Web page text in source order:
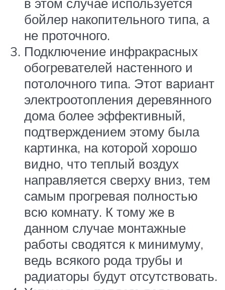
бойлер накопительного типа, а
не проточного.
Подключение инфракрасных
обогревателей настенного и
потолочного типа. Этот вариант
электроотопления деревянного
дома более эффективный,
подтверждением этому была
картинка, на которой хорошо
видно, что теплый воздух
направляется сверху вниз, тем
самым прогревая полностью
всю комнату. К тому же в
данном случае монтажные
работы сводятся к минимуму,
ведь всякого рода трубы и
радиаторы будут отсутствовать.